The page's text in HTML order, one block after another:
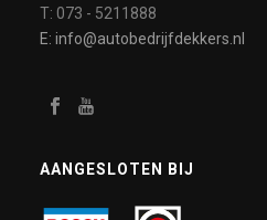
T: 073 - 5211888
E: info@autobedrijfdekkers.nl
AANGESLOTEN BIJ